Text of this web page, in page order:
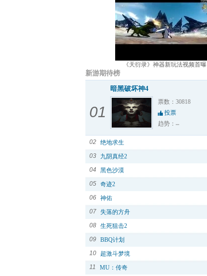
《天衍录》神器新玩法视频首曝
新游期待榜
01
暗黑破坏神4
票数：30818
投票
趋势：
02 绝地求生
03
九阴真经2
04
黑色沙漠
05 奇迹2
06 神佑
07
失落的方舟
08 生死狙击2
09 BBQ计划
10
超激斗梦境
11
MU：传奇